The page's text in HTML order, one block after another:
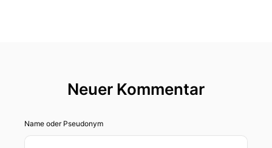
Neuer Kommentar
Name oder Pseudonym